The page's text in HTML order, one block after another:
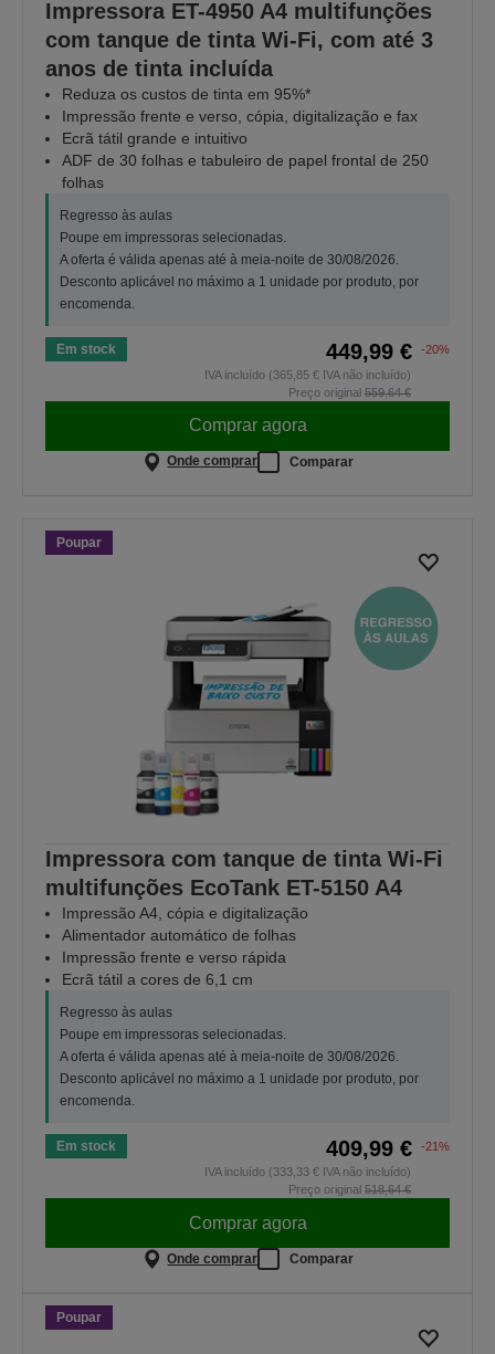
Impressora ET-4950 A4 multifunções
com tanque de tinta Wi-Fi, com até 3
anos de tinta incluída
Reduza os custos de tinta em 95%*
Impressão frente e verso, cópia, digitalização e fax
Ecrã tátil grande e intuitivo
ADF de 30 folhas e tabuleiro de papel frontal de 250
folhas
Regresso às aulas
Poupe em impressoras selecionadas.
A oferta é válida apenas até à meia-noite de 30/08/2026.
Desconto aplicável no máximo a 1 unidade por produto, por
encomenda.
Em stock 449,99 €
-20%
IVA incluído (365,85 € IVA não incluído)
Preço original 559,64 €
Comprar agora
Onde comprar Comparar
Poupar
Impressora com tanque de tinta Wi-Fi
multifunções EcoTank ET-5150 A4
Impressão A4, cópia e digitalização
Alimentador automático de folhas
Impressão frente e verso rápida
Ecrã tátil a cores de 6,1 cm
Regresso às aulas
Poupe em impressoras selecionadas.
A oferta é válida apenas até à meia-noite de 30/08/2026.
Desconto aplicável no máximo a 1 unidade por produto, por
encomenda.
Em stock 409,99 €
-21%
IVA incluído (333,33 € IVA não incluído)
Preço original 518,64 €
Comprar agora
Onde comprar Comparar
Poupar